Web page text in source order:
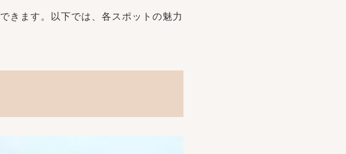
きます。以下では、各スポットの魅力